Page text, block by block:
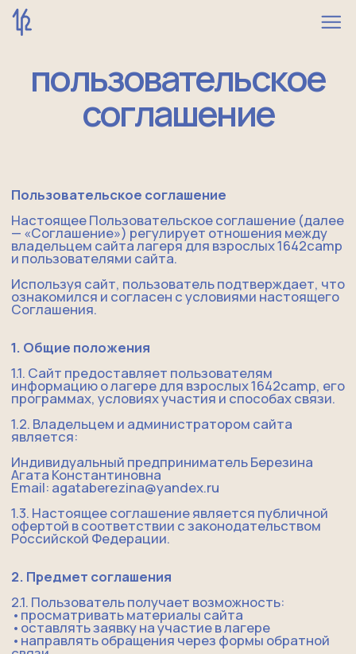
соглашение
Используя сайт, пользователь подтверждает, что
Соглашения.
1. Общие положения
1.1. Сайт предоставляет пользователям
программах, условиях участия и способах связи.
1.2. Владельцем и администратором сайта
является:
Агата Константиновна
Email: agataberezina@yandex.ru
1.3. Настоящее соглашение является публичной
офертой в соответствии с законодательством
Российской Федерации.
2.1. Пользователь получает возможность:
​•​просматривать материалы сайта
​•​направлять обращения через формы обратной
связи
2.2. Отправка заявки через сайт не является
гарантией участия и не означает заключение
3. Условия участия и оплаты
3.1. Онлайн-оплата на сайте не производится.
отдельно, после личного общения с
пользователем и выставления счета.
3.3. Окончательные условия участия в лагере
согласуются индивидуально.
4. Права и обязанности пользователя